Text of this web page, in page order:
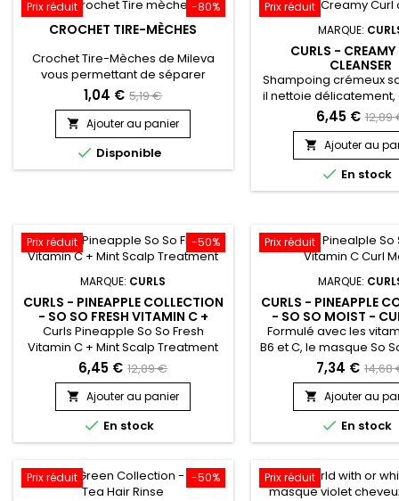
vieillesse, de soleil ou les défauts
liés à un déséquilibre...
et soyeux au
-80%
Prix réduit
CROCHET TIRE-MÈCHES
Crochet Tire-Mèches de Mileva
vous permettant de séparer
proprement et rapidement les
mèches, il facilite la pose des
extensions et une prise de main
rapide et simple !
1,04 € 5,19 €
 Ajouter au panier
 Disponible
Prix réduit
MARQUE:
CURLS - CREAMY
CLEANSER
Shampoing crémeux
il nettoie délicatement,
douceur les
nourrissant les
Idéal pour les
chimiquement/
Creamy Curl
définit et sublime les
mélange
hydrater et...
6,45 € 12,89
 Ajouter au
 En stock
-50%
Prix réduit
MARQUE: CURLS
CURLS - PINEAPPLE COLLECTION
- SO SO FRESH VITAMIN C +
MINT - SCALP TREATMENT
Curls Pineapple So So Fresh
Vitamin C + Mint Scalp Treatment
est un traitement rafraîchissant
pour le cuir chevelu et les
cheveux.&nbsp; Il répare, renforce
et hydrate grâce à l'huile de Soja,
de Tournesol et au beurre de
Karité.&nbsp; Formulé avec de
Pineapple So So Fresh Vitamin C +
Mint Scalp Treatment est une
6,45 € 12,89 €
 Ajouter au panier
 En stock
Prix réduit
MARQUE:
CURLS - PINEAPPLE
- SO SO MOIST -
Formulé avec les
B6 et C, le masque So
Mask à la vitamine
conditionneur
infusé avec de la
plus !&nbsp; Son action
croissance des
augmente la
cheveux !
7,34 € 14,68
 Ajouter au
 En stock
-50%
Prix réduit Prix réduit